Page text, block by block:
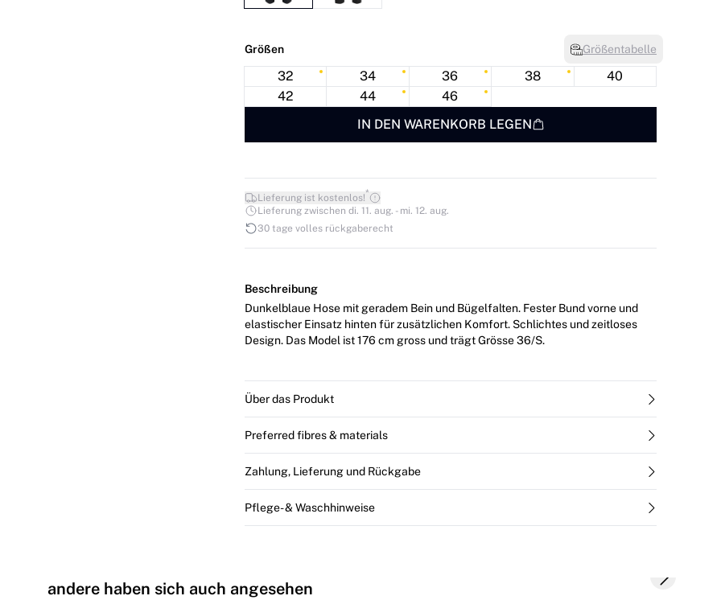
Größen Größentabelle
32 34 36 38
40
42
44
46
IN DEN WARENKORB LEGEN
Lieferung ist kostenlos!*
Lieferung zwischen di. 11. aug. - mi. 12. aug.
30 tage volles rückgaberecht
Beschreibung
Dunkelblaue Hose mit geradem Bein und Bügelfalten. Fester Bund vorne und
elastischer Einsatz hinten für zusätzlichen Komfort. Schlichtes und zeitloses
Design. Das Model ist 176 cm gross und trägt Grösse 36/S.
Über das Produkt
Preferred fibres & materials
Zahlung, Lieferung und Rückgabe
Pflege- & Waschhinweise
andere haben sich auch angesehen Next slide